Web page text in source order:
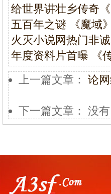
给世界讲壮乡传奇
五百年之谜 《魔域
火灭小说网热门非
年度资料片首曝 《
上一篇文章： 论
下一篇文章： 没有